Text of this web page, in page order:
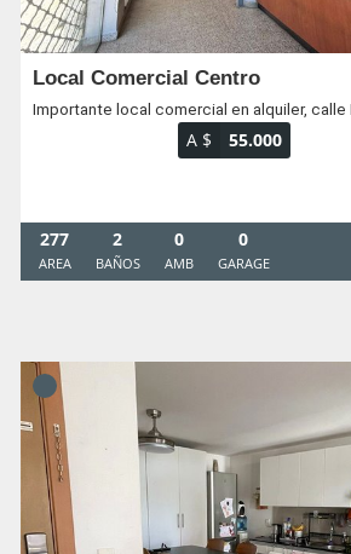
Local Comercial Centro
Importante local comercial en alquiler, calle
A $ 55.000
277
AREA
2
BAÑOS
0
AMB
0
GARAGE